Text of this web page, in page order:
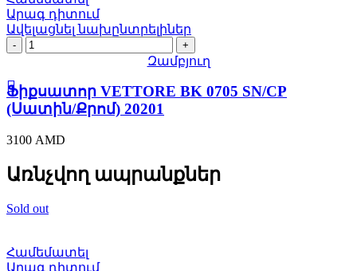
Արագ դիտում
Ավելացնել նախընտրելիներ
Ֆիքսատոր
VETTORE
0705
SN/CP
(Սատին/
20201
Զամբյուղ
Ֆիքսատոր VETTORE BK 0705 SN/CP
(Սատին/Քրոմ) 20201
3100 AMD
Առնչվող ապրանքներ
Sold out
Համեմատել
Արագ դիտում